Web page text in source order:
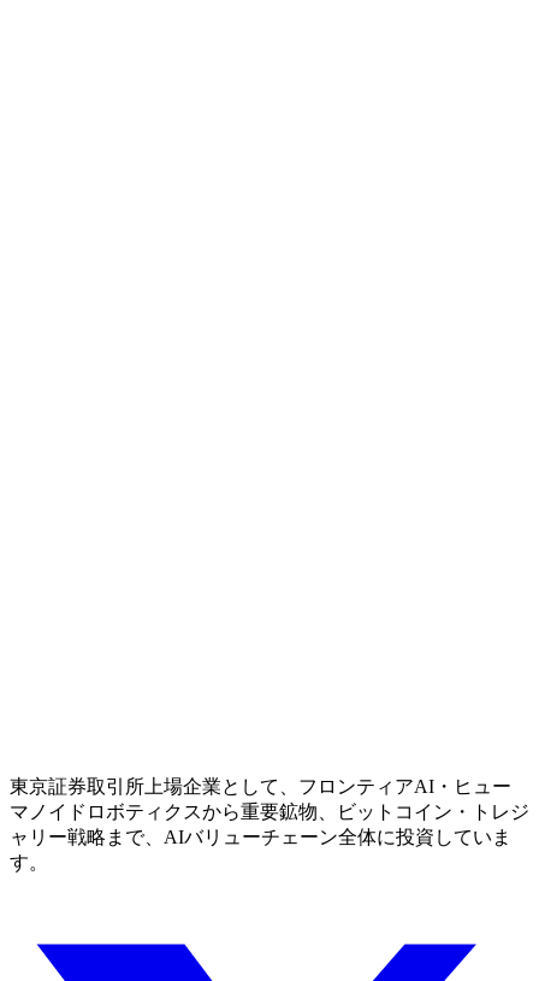
東京証券取引所上場企業として、フロンティアAI・ヒュー
マノイドロボティクスから重要鉱物、ビットコイン・トレジ
ャリー戦略まで、AIバリューチェーン全体に投資していま
す。